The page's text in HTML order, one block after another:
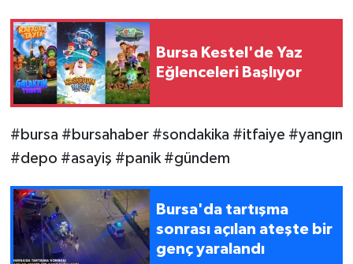
Bursa Kestel'de Yaz
Eğlenceleri Başlıyor
#bursa #bursahaber #sondakika #itfaiye #yangın
#depo #asayiş #panik #gündem
Bursa'da tartışma
sonrası açılan ateşte bir
genç yaralandı